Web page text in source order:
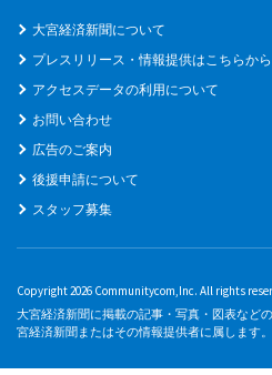
大宮経済新聞について
プレスリリース・情報提供はこちらから
アクセスデータの利用について
お問い合わせ
広告のご案内
後援申請について
スタッフ募集
Copyright 2026 Communitycom,Inc. All rights
大宮経済新聞に掲載の記事・写真・図表など
宮経済新聞またはその情報提供者に属します。